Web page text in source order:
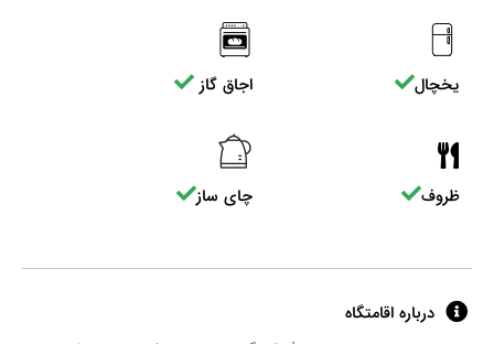
یخچال اجاق گاز
ظروف چای ساز
درباره اقامتگاه